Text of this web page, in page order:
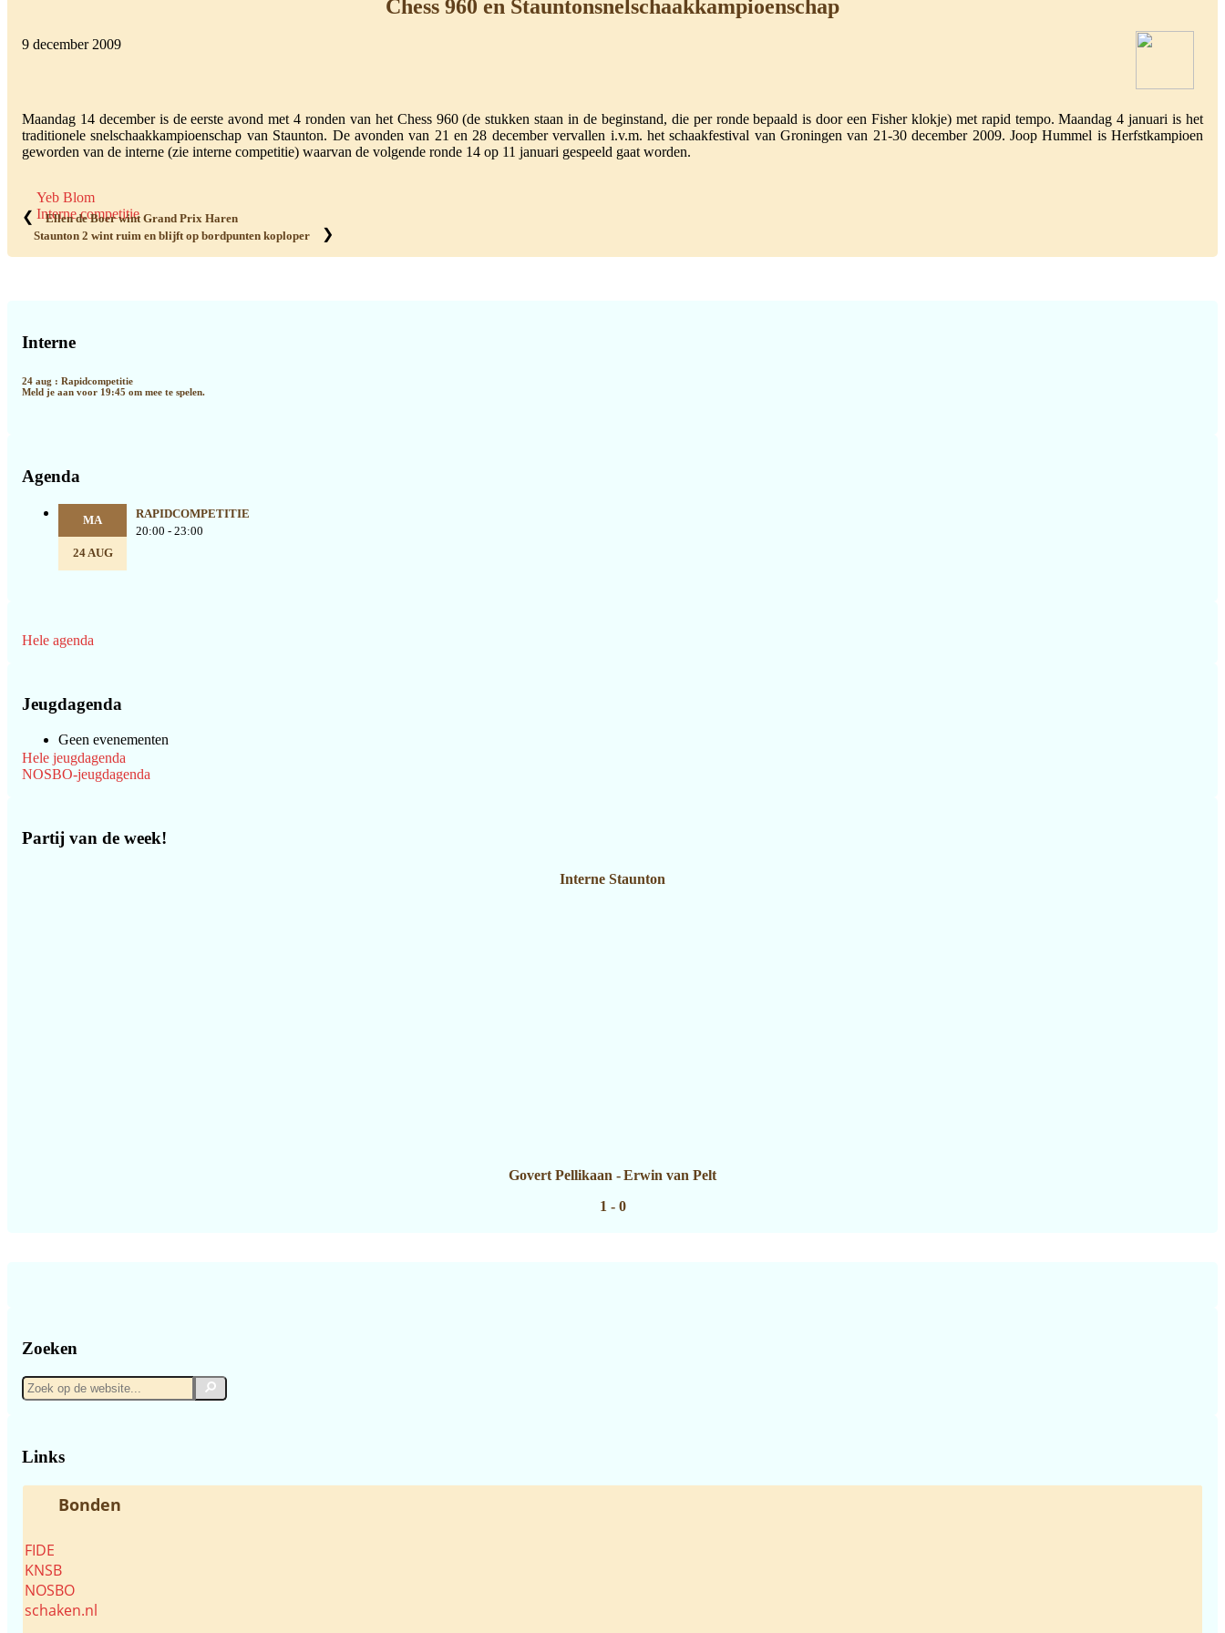
Chess 960 en Stauntonsnelschaakkampioenschap
9 december 2009
Maandag 14 december is de eerste avond met 4 ronden van het Chess 960 (de stukken staan in de beginstand, die per ronde bepaald is door een Fisher klokje) met rapid tempo. Maandag 4 januari is het
traditionele snelschaakkampioenschap van Staunton. De avonden van 21 en 28 december vervallen i.v.m. het schaakfestival van Groningen van 21-30 december 2009. Joop Hummel is Herfstkampioen
geworden van de interne (zie interne competitie) waarvan de volgende ronde 14 op 11 januari gespeeld gaat worden.
Yeb Blom
Interne competitie
❮
Ellen de Boer wint Grand Prix Haren
Staunton 2 wint ruim en blijft op bordpunten koploper
❯
Sidebar
Interne
24 aug : Rapidcompetitie
Meld je aan voor 19:45 om mee te spelen.
Agenda
MA
24 AUG
RAPIDCOMPETITIE
20:00 - 23:00
Hele agenda
Jeugdagenda
Geen evenementen
Hele jeugdagenda
NOSBO-jeugdagenda
Partij van de week!
Interne Staunton
Govert Pellikaan - Erwin van Pelt
1 - 0
Zoeken
Zoek
op
Zoek
Links
Bonden
FIDE
KNSB
NOSBO
schaken.nl